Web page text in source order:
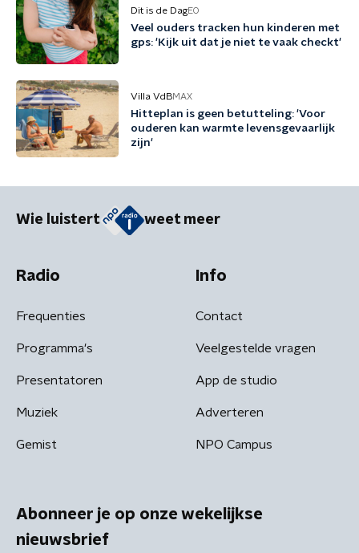
Dit is de DagEO
Veel ouders tracken hun kinderen met
gps: 'Kijk uit dat je niet te vaak checkt'
Villa VdBMAX
Hitteplan is geen betutteling: 'Voor
ouderen kan warmte levensgevaarlijk
zijn'
Wie luistert weet meer
Radio
Frequenties
Programma's
Presentatoren
Muziek
Gemist
Info
Contact
Veelgestelde vragen
App de studio
Adverteren
NPO Campus
Abonneer je op onze wekelijkse
nieuwsbrief